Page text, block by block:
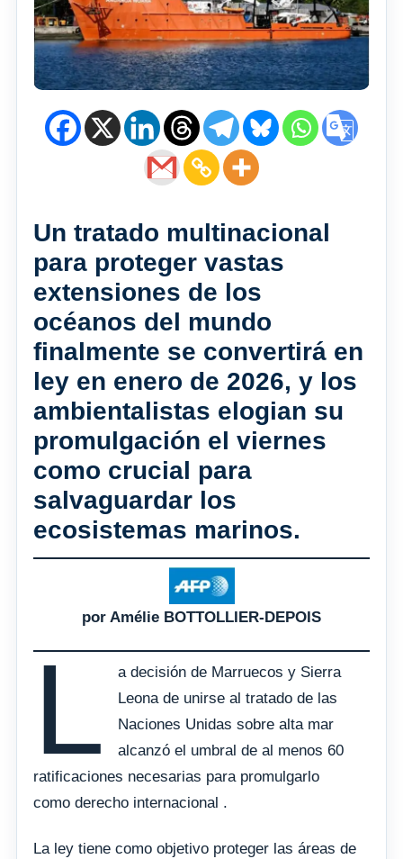
Un tratado multinacional
para proteger vastas
extensiones de los
océanos del mundo
finalmente se convertirá en
ley en enero de 2026, y los
ambientalistas elogian su
promulgación el viernes
como crucial para
salvaguardar los
ecosistemas marinos.
por Amélie BOTTOLLIER-DEPOIS
L
a decisión de Marruecos y Sierra
Leona de unirse al tratado de las
Naciones Unidas sobre alta mar
alcanzó el umbral de al menos 60
ratificaciones necesarias para promulgarlo
como derecho internacional .
La ley tiene como objetivo proteger las áreas de